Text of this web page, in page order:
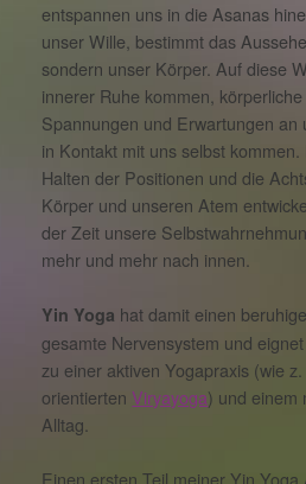
entspannen uns in die Asanas
unser Wille, bestimmt das
sondern unser Körper. Auf diese
innerer Ruhe kommen,
Spannungen und Erwartungen an
in Kontakt mit uns selbst
Halten der Positionen und die
Körper und unseren Atem
der Zeit unsere
mehr und mehr nach innen.
Yin Yoga hat damit einen
gesamte Nervensystem und
zu einer aktiven Yogapraxis (wie
orientiertenViryayoga) und einem
Alltag.